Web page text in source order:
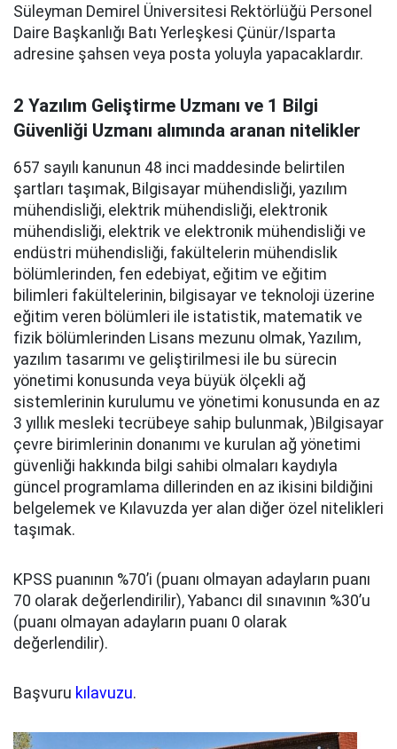
Süleyman Demirel Üniversitesi Rektörlüğü Personel
Daire Başkanlığı Batı Yerleşkesi Çünür/Isparta
adresine şahsen veya posta yoluyla yapacaklardır.
2 Yazılım Geliştirme Uzmanı ve 1 Bilgi
Güvenliği Uzmanı alımında aranan nitelikler
657 sayılı kanunun 48 inci maddesinde belirtilen
şartları taşımak, Bilgisayar mühendisliği, yazılım
mühendisliği, elektrik mühendisliği, elektronik
mühendisliği, elektrik ve elektronik mühendisliği ve
endüstri mühendisliği, fakültelerin mühendislik
bölümlerinden, fen edebiyat, eğitim ve eğitim
bilimleri fakültelerinin, bilgisayar ve teknoloji üzerine
eğitim veren bölümleri ile istatistik, matematik ve
fizik bölümlerinden Lisans mezunu olmak, Yazılım,
yazılım tasarımı ve geliştirilmesi ile bu sürecin
yönetimi konusunda veya büyük ölçekli ağ
sistemlerinin kurulumu ve yönetimi konusunda en az
3 yıllık mesleki tecrübeye sahip bulunmak, )Bilgisayar
çevre birimlerinin donanımı ve kurulan ağ yönetimi
güvenliği hakkında bilgi sahibi olmaları kaydıyla
güncel programlama dillerinden en az ikisini bildiğini
belgelemek ve Kılavuzda yer alan diğer özel nitelikleri
taşımak.
KPSS puanının %70’i (puanı olmayan adayların puanı
70 olarak değerlendirilir), Yabancı dil sınavının %30’u
(puanı olmayan adayların puanı 0 olarak
değerlendilir).
Başvuru kılavuzu.